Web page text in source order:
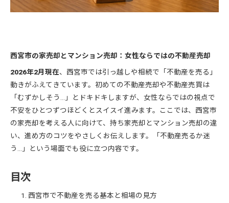
西宮市の家売却とマンション売却：女性ならではの不動産売却
2026年2月現在、西宮市では引っ越しや相続で「不動産を売る」
動きがふえてきています。初めての不動産売却や不動産売買は
「むずかしそう…」とドキドキしますが、女性ならではの視点で
不安をひとつずつほどくとスイスイ進みます。ここでは、西宮市
の家売却を考える人に向けて、持ち家売却とマンション売却の違
い、進め方のコツをやさしくお伝えします。「不動産売るか迷
う…」という場面でも役に立つ内容です。
目次
西宮市で不動産を売る基本と相場の見方